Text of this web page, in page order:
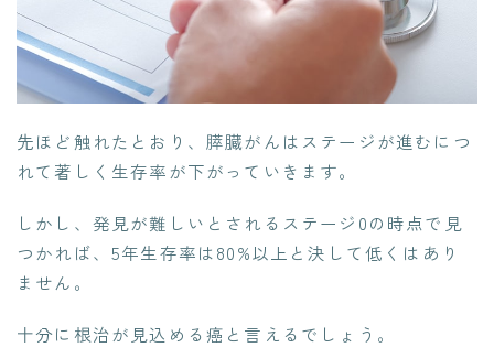
先ほど触れたとおり、膵臓がんはステージが進むにつ
れて著しく生存率が下がっていきます。
しかし、発見が難しいとされるステージ0の時点で見
つかれば、5年生存率は80%以上と決して低くはあり
ません。
十分に根治が見込める癌と言えるでしょう。